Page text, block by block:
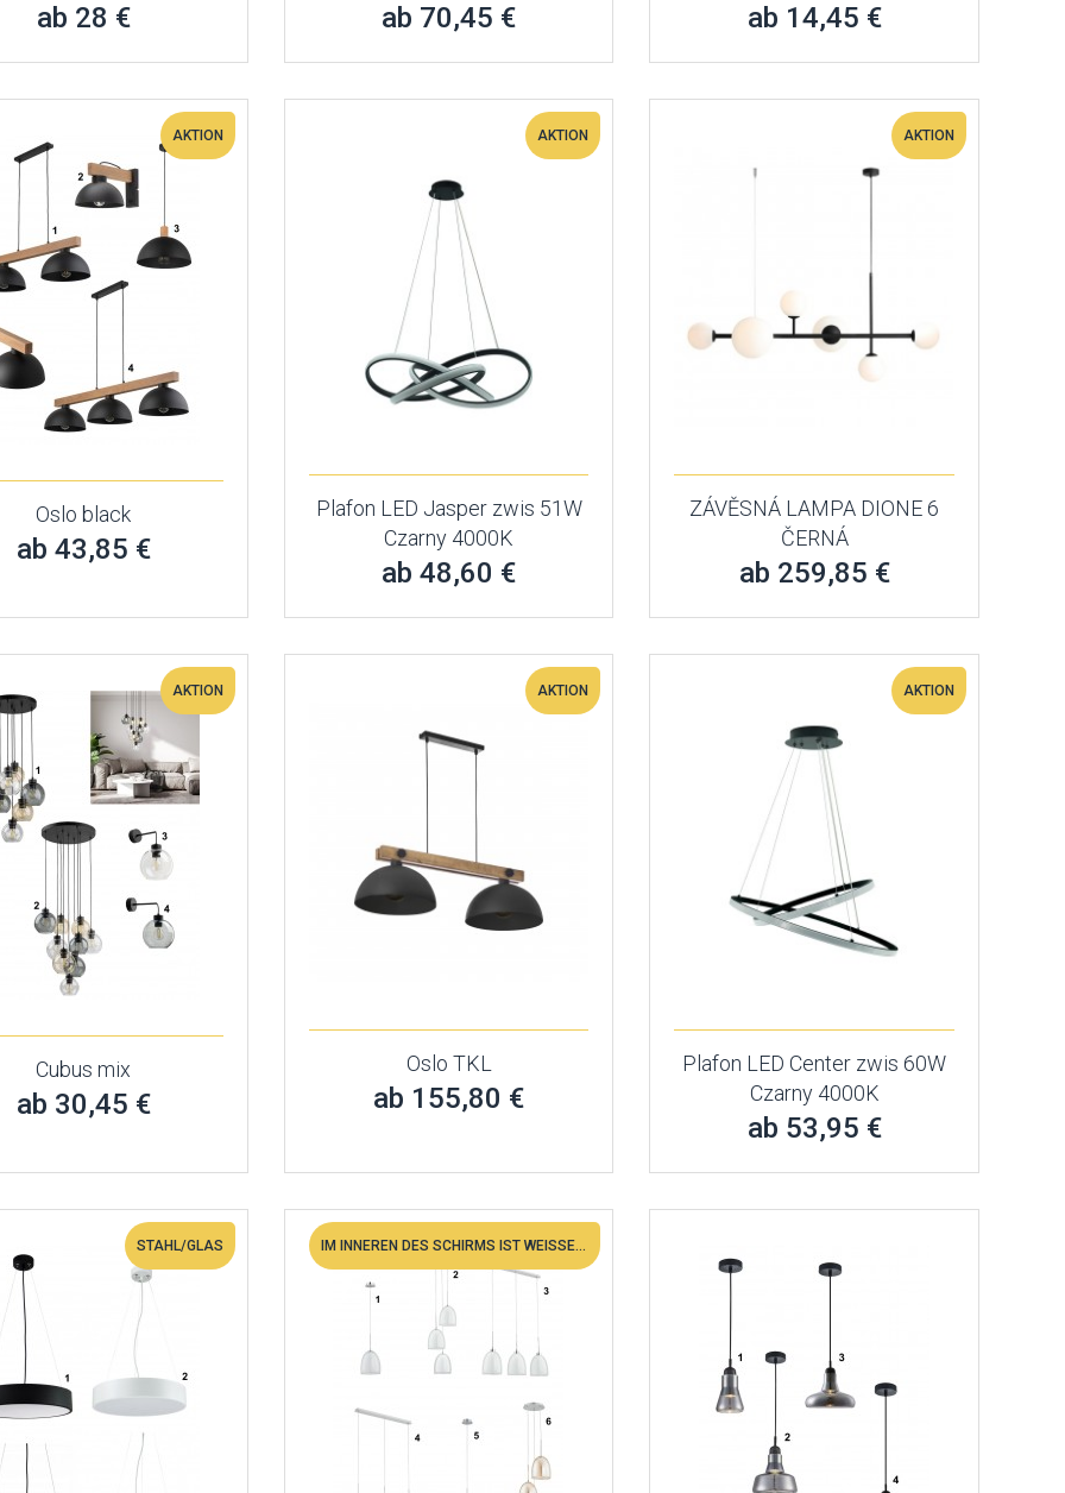
ab 28 € ab 70,45 € ab 14,45 €
AKTION
Oslo black
ab 43,85 €
AKTION
Plafon LED Jasper zwis 51W
Czarny 4000K
ab 48,60 €
AKTION
ZÁVĚSNÁ LAMPA DIONE 6
ČERNÁ
ab 259,85 €
AKTION
Cubus mix
ab 30,45 €
AKTION
Oslo TKL
ab 155,80 €
AKTION
Plafon LED Center zwis 60W
Czarny 4000K
ab 53,95 €
STAHL/GLAS IM INNEREN DES SCHIRMS IST WEISSES MILCHGLAS